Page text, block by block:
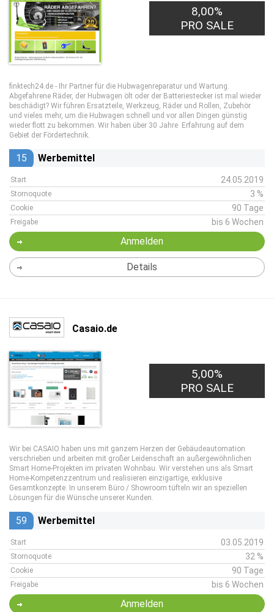
8,00%
PRO SALE
finktech24.de - Ihr Partner für die Hubwagenreparatur und Wartung.
Abgefahrene Räder, der Hubwagen ölt oder der Batteriestecker ist mal wieder
beschädigt? Wir führen Ersatzteile, Werkzeug, Räder und Rollen, Zubehör
und vieles mehr, um die Hubwagen schnell und vor allen Dingen günstig
wieder flott zu bekommen. Wir haben über 30 Jahre Erfahrung auf dem
Gebiet der Fördertechnik.
15 Werbemittel
Start 24.05.2019
Stornoquote 3 %
Cookie 90 Tage
Freigabe bis 6 Wochen
Anmelden
Details
Casaio.de
15,00€
PRO LEAD
5,00%
PRO SALE
Wir bei CASAIO haben uns mit ganzem Herzen der Gebäudeautomation
verschrieben und arbeiten mit großer Leidenschaft an außergewöhnlichen
Smart Home-Projekten im privaten Wohnbau. Wir verstehen uns als Smart
Home-Kompetenzzentrum und realisieren einzigartige, exklusive
Gesamtkonzepte. In unserem Büro / Showroom tüfteln wir an speziellen
Lösungen für die Wünsche unserer Kunden.
59 Werbemittel
Start 03.05.2019
Stornoquote 32 %
Cookie 90 Tage
Freigabe bis 6 Wochen
Anmelden